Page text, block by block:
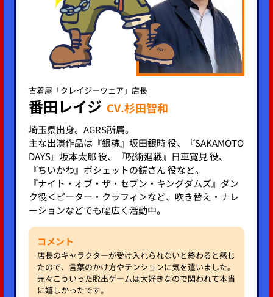
古着屋「クレイジーウェア」店長
番田レイジ CV.杉田智和
埼玉県出身。AGRS所属。
主な出演作品は『銀魂』坂田銀時 役、『SAKAMOTO
DAYS』坂本太郎 役、『呪術廻戦』日車寛見 役、
『ちいかわ』ポシェットの鎧さん 役など。
『ナイト・オブ・ザ・セブン・キングダムズ』ダン
ク役＜ピーター・クラフィ＞など、吹き替え・ナレ
ーションなどでも幅広く活動中。
コメント
店長のキャラクターが受け入れられないと終わると感じ
たので、言葉のかけ方やテンションに気を遣いました。
元々こういった脱出ゲームは大好きなので関われて本当
に嬉しかったです。